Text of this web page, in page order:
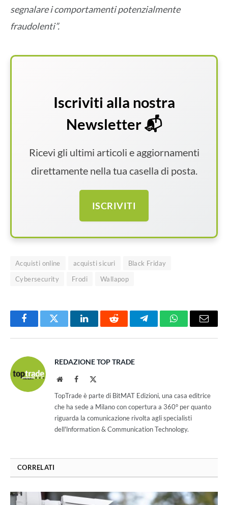
segnalare i comportamenti potenzialmente
fraudolenti”.
Iscriviti alla nostra
Newsletter 📬
Ricevi gli ultimi articoli e aggiornamenti
direttamente nella tua casella di posta.
ISCRIVITI
Acquisti online acquisti sicuri
Black Friday
Cybersecurity
Frodi Wallapop
FacebookTwitter LinkedInReddit TelegramWhatsAppEmail
REDAZIONE TOP TRADE
WebsiteFacebook
TopTrade è parte di BitMAT Edizioni, una casa editrice
che ha sede a Milano con copertura a 360° per quanto
riguarda la comunicazione rivolta agli specialisti
dell'lnformation & Communication Technology.
CORRELATI